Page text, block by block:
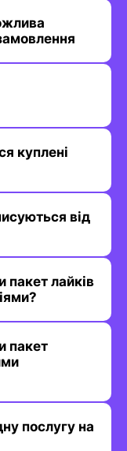
куплені
від
пакет лайків
пакет
послугу на